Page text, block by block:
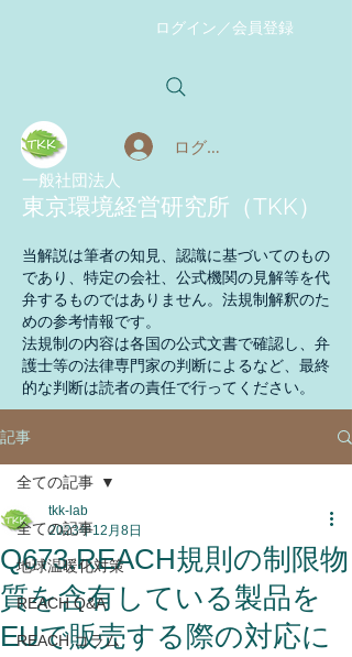
ログイン／会員登録
ログイン
​一般社団法人
東京環境経営研究所（TKK）
当解説は筆者の知見、認識に基づいてのもの
であり、特定の会社、公式機関の見解等を代
弁するものではありません。法規制解釈のた
めの参考情報です。
法規制の内容は各国の公式文書で確認し、弁
護士等の法律専門家の判断によるなど、最終
的な判断は読者の責任で行ってください。
記事
全ての記事
地球温暖化対策
REACH Q&A
REACH コラム
全ての記事
Q673.REACH規則の制限物
質を含有している製品を
EUで販売する際の対応に
tkk-lab
2023年12月8日